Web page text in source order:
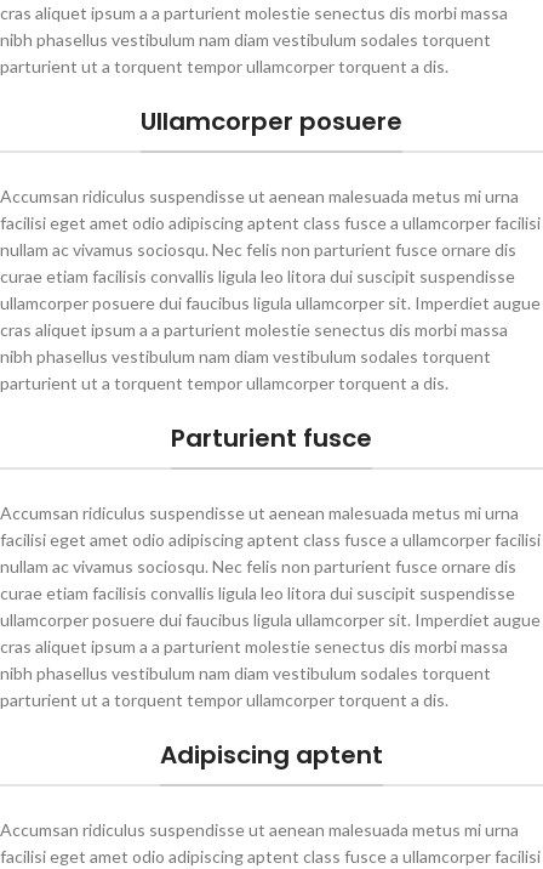
cras aliquet ipsum a a parturient molestie senectus dis morbi massa
nibh phasellus vestibulum nam diam vestibulum sodales torquent
parturient ut a torquent tempor ullamcorper torquent a dis.
Ullamcorper posuere
Accumsan ridiculus suspendisse ut aenean malesuada metus mi urna
facilisi eget amet odio adipiscing aptent class fusce a ullamcorper facilisi
nullam ac vivamus sociosqu. Nec felis non parturient fusce ornare dis
curae etiam facilisis convallis ligula leo litora dui suscipit suspendisse
ullamcorper posuere dui faucibus ligula ullamcorper sit. Imperdiet augue
cras aliquet ipsum a a parturient molestie senectus dis morbi massa
nibh phasellus vestibulum nam diam vestibulum sodales torquent
parturient ut a torquent tempor ullamcorper torquent a dis.
Parturient fusce
Accumsan ridiculus suspendisse ut aenean malesuada metus mi urna
facilisi eget amet odio adipiscing aptent class fusce a ullamcorper facilisi
nullam ac vivamus sociosqu. Nec felis non parturient fusce ornare dis
curae etiam facilisis convallis ligula leo litora dui suscipit suspendisse
ullamcorper posuere dui faucibus ligula ullamcorper sit. Imperdiet augue
cras aliquet ipsum a a parturient molestie senectus dis morbi massa
nibh phasellus vestibulum nam diam vestibulum sodales torquent
parturient ut a torquent tempor ullamcorper torquent a dis.
Adipiscing aptent
Accumsan ridiculus suspendisse ut aenean malesuada metus mi urna
facilisi eget amet odio adipiscing aptent class fusce a ullamcorper facilisi